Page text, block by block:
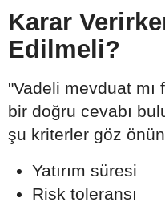
Karar
Edilmeli?
"Vadeli mevduat
bir doğru cevabı
şu kriterler göz
Yatırım süresi
Risk toleransı